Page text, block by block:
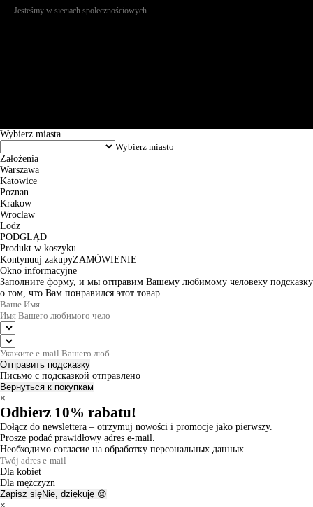
Jesteśmy w sieciach społecznościowych
Wybierz miasta
Założenia
Warszawa
Katowice
Poznan
Krakow
Wroclaw
Lodz
PODGLĄD
Produkt w koszyku
Kontynuuj zakupyZAMÓWIENIE
Okno informacyjne
Заполните форму, и мы отправим Вашему любимому человеку подсказку
о том, что Вам понравился этот товар.
Отправить подсказку
Письмо с подсказкой отправлено
Вернуться к покупкам
×
Odbierz 10% rabatu!
Dołącz do newslettera – otrzymuj nowości i promocje jako pierwszy.
Proszę podać prawidłowy adres e-mail.
Необходимо согласие на обработку персональных данных
Dla kobiet
Dla mężczyzn
Zapisz sięNie, dziękuję 😔